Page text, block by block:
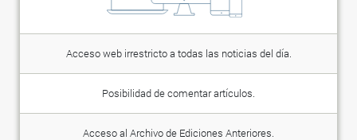
Acceso web irrestricto a todas las noticias del día.
Posibilidad de comentar artículos.
Acceso al Archivo de Ediciones Anteriores.